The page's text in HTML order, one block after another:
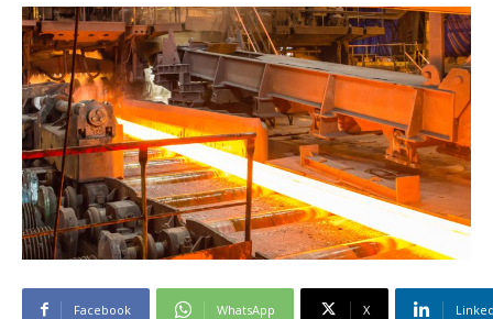
Facebook WhatsApp X